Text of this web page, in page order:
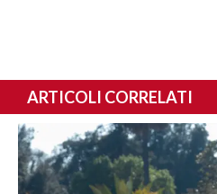
ARTICOLI CORRELATI